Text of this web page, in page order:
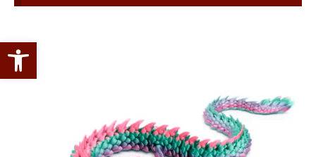
Abrir barra de herramientas